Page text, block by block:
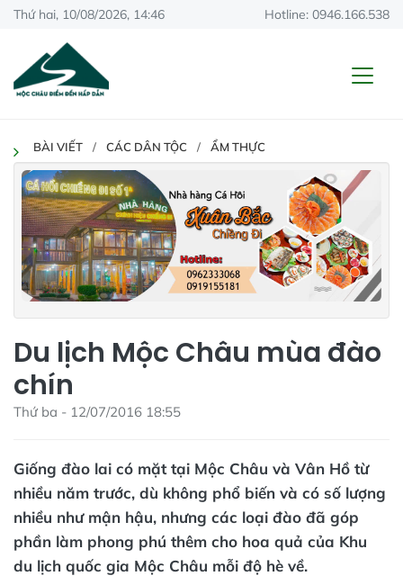
Thứ hai, 10/08/2026, 14:46 Hotline: 0946.166.538
BÀI VIẾT CÁC DÂN TỘC ẨM THỰC
Du lịch Mộc Châu mùa đào
chín
Thứ ba - 12/07/2016 18:55
Giống đào lai có mặt tại Mộc Châu và Vân Hồ từ
nhiều năm trước, dù không phổ biến và có số lượng
nhiều như mận hậu, nhưng các loại đào đã góp
phần làm phong phú thêm cho hoa quả của Khu
du lịch quốc gia Mộc Châu mỗi độ hè về.